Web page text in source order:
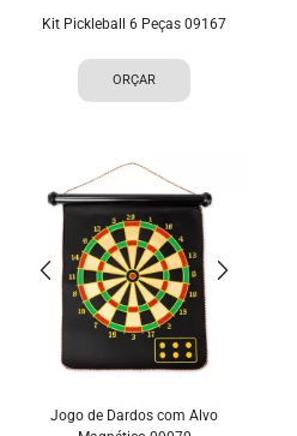
Kit Pickleball 6 Peças 09167
ORÇAR
Jogo de Dardos com Alvo